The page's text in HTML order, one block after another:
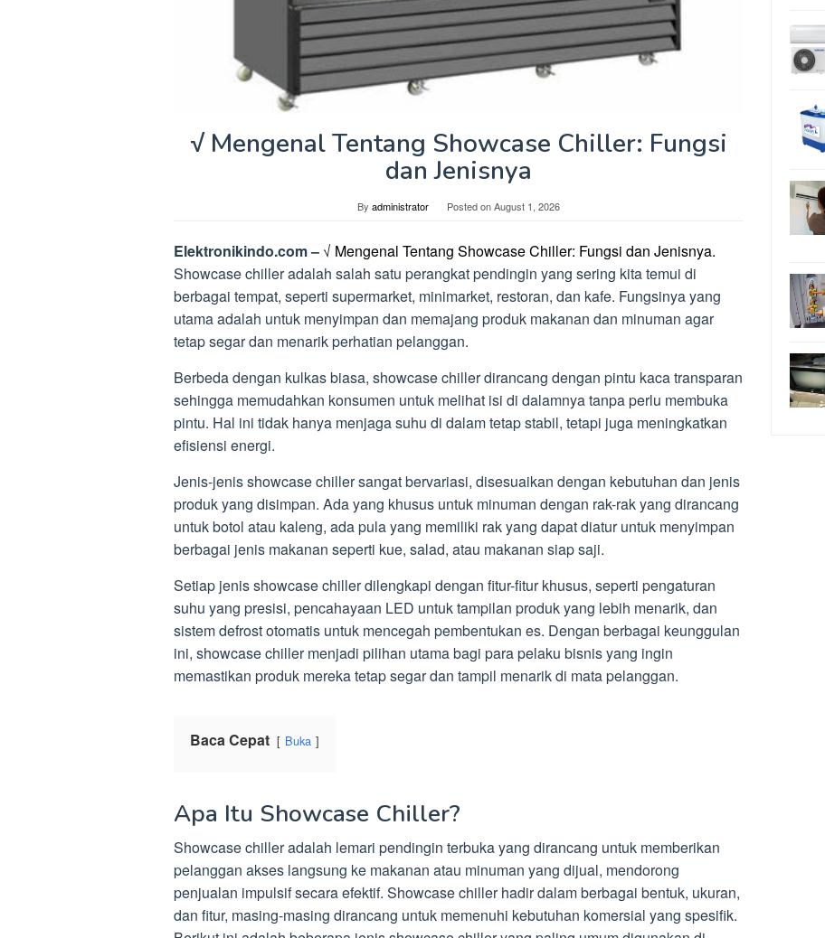
√ Mengenal Tentang Showcase Chiller: Fungsi
dan Jenisnya
By administrator Posted onAugust 1, 2026
Elektronikindo.com – √ Mengenal Tentang Showcase Chiller: Fungsi dan Jenisnya.
Showcase chiller adalah salah satu perangkat pendingin yang sering kita temui di
berbagai tempat, seperti supermarket, minimarket, restoran, dan kafe. Fungsinya yang
utama adalah untuk menyimpan dan memajang produk makanan dan minuman agar
tetap segar dan menarik perhatian pelanggan.
Berbeda dengan kulkas biasa, showcase chiller dirancang dengan pintu kaca transparan
sehingga memudahkan konsumen untuk melihat isi di dalamnya tanpa perlu membuka
pintu. Hal ini tidak hanya menjaga suhu di dalam tetap stabil, tetapi juga meningkatkan
efisiensi energi.
Jenis-jenis showcase chiller sangat bervariasi, disesuaikan dengan kebutuhan dan jenis
produk yang disimpan. Ada yang khusus untuk minuman dengan rak-rak yang dirancang
untuk botol atau kaleng, ada pula yang memiliki rak yang dapat diatur untuk menyimpan
berbagai jenis makanan seperti kue, salad, atau makanan siap saji.
Setiap jenis showcase chiller dilengkapi dengan fitur-fitur khusus, seperti pengaturan
suhu yang presisi, pencahayaan LED untuk tampilan produk yang lebih menarik, dan
sistem defrost otomatis untuk mencegah pembentukan es. Dengan berbagai keunggulan
ini, showcase chiller menjadi pilihan utama bagi para pelaku bisnis yang ingin
memastikan produk mereka tetap segar dan tampil menarik di mata pelanggan.
Baca Cepat Buka
Apa Itu Showcase Chiller?
Showcase chiller adalah lemari pendingin terbuka yang dirancang untuk memberikan
pelanggan akses langsung ke makanan atau minuman yang dijual, mendorong
penjualan impulsif secara efektif. Showcase chiller hadir dalam berbagai bentuk, ukuran,
dan fitur, masing-masing dirancang untuk memenuhi kebutuhan komersial yang spesifik.